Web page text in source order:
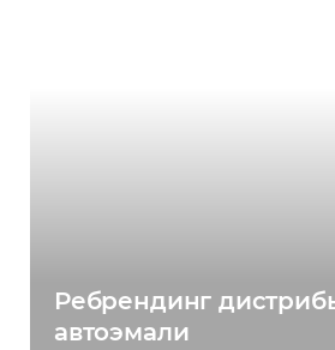
Ребрендинг
автоэмали